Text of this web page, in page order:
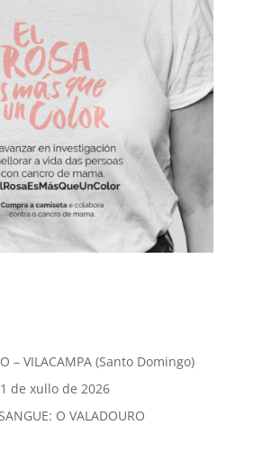
– VILACAMPA (Santo Domingo)
de xullo de 2026
O VALADOURO